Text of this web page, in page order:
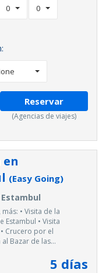
0 0
Reservar
(Agencias de viajes)
en
(Easy Going)
Estambul
• Visita de la
Estambul • Visita
Crucero por el
Bazar de las...
5 días